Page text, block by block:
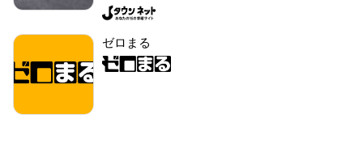
ゼロまる